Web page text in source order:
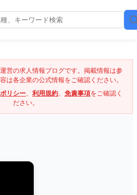
営の求人情報ブログです。掲載情報は参
は各企業の公式情報をご確認ください。
リシー、 利用規約、 免責事項をご確認く
ださい。